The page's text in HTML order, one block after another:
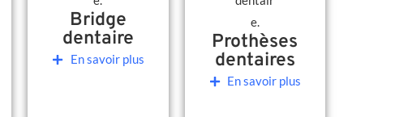
Bridge
dentaire
En savoir plus
Prothèses
dentaires
En savoir plus